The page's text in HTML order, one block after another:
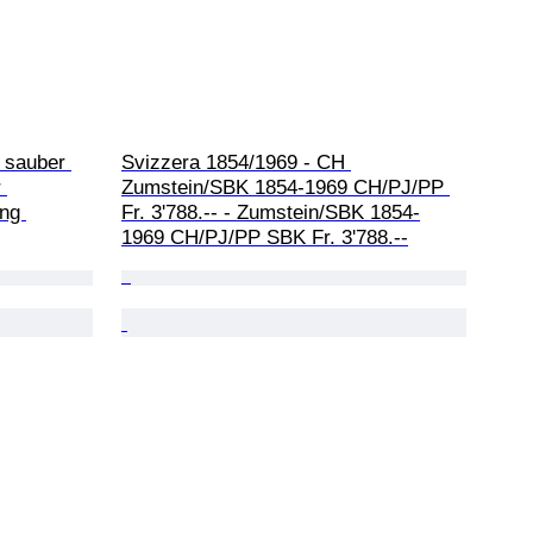
Svizzera 1854/1969 - CH
Zumstein/SBK 1854-1969 CH/PJ/PP
Fr. 3'788.-- - Zumstein/SBK 1854-
1969 CH/PJ/PP SBK Fr. 3'788.--